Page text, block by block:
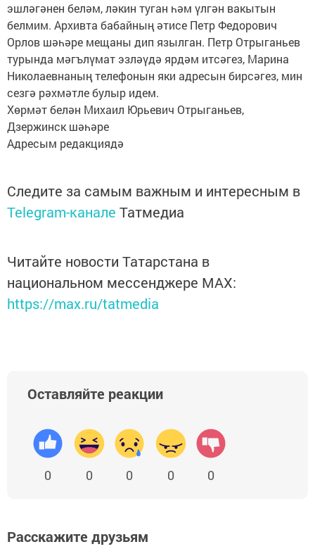
эшләгәнен беләм, ләкин туган һәм үлгән вакытын
белмим. Архивта бабайның әтисе Петр Федорович
Орлов шәһәре мещаны дип язылган. Петр Отрыганьев
турында мәгълүмат эзләүдә ярдәм итсәгез, Марина
Николаевнаның телефонын яки адресын бирсәгез, мин
сезгә рәхмәтле булыр идем.
Хөрмәт белән Михаил Юрьевич Отрыганьев,
Дзержинск шәһәре
Адресым редакциядә
Следите за самым важным и интересным в
Telegram-канале Татмедиа
Читайте новости Татарстана в
национальном мессенджере MАХ:
https://max.ru/tatmedia
Оставляйте реакции
0 0 0 0 0
Расскажите друзьям